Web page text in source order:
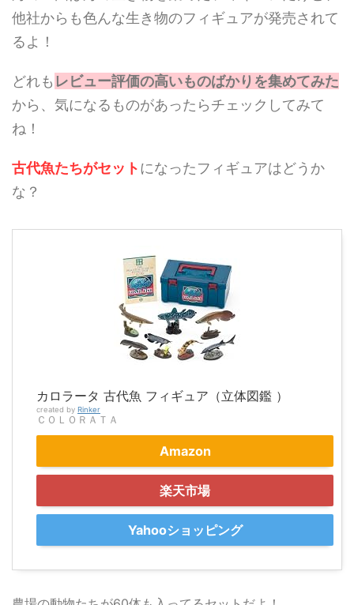
他社からも色んな生き物のフィギュアが発売されて
るよ！
どれも レビュー評価の高いものばかりを集めてみた
から、気になるものがあったらチェックしてみて
ね！
古代魚たちがセットになったフィギュアはどうか
な？
カロラータ 古代魚 フィギュア（立体図鑑 ）
created by Rinker
ＣＯＬＯＲＡＴＡ
Amazon
楽天市場
Yahooショッピング